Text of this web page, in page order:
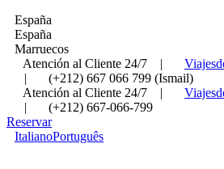
España
España
Marruecos
Atención al Cliente 24/7
|
|
(+212) 667 066 799 (Ismail)
Atención al Cliente 24/7
|
|
(+212) 667-066-799
Reservar
ItalianoPortuguês